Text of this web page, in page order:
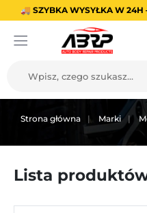
🚚 SZYBKA WYSYŁKA W 24H
Strona główna Marki
Lista